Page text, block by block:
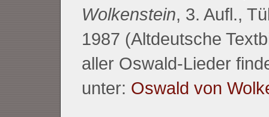
Wolkenstein, 3. Aufl.,
1987 (Altdeutsche
aller Oswald-Lieder
unter: Oswald von